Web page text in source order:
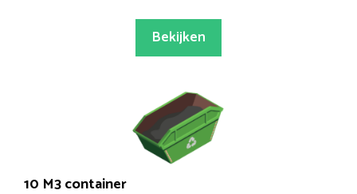
Bekijken
10 M3 container